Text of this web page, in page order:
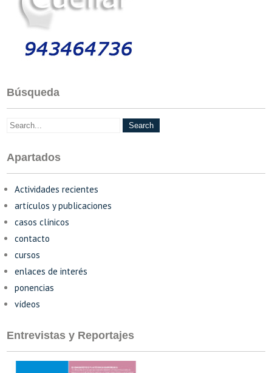
Búsqueda
Apartados
Actividades recientes
artículos y publicaciones
casos clínicos
contacto
cursos
enlaces de interés
ponencias
vídeos
Entrevistas y Reportajes